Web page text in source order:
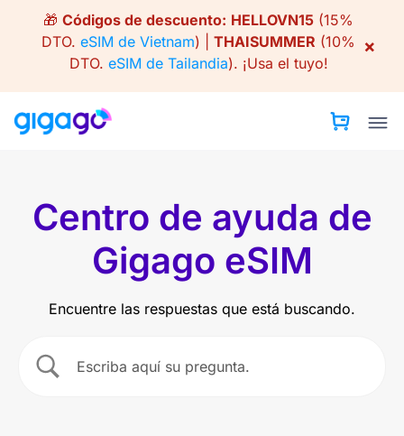
🎁 Códigos de descuento: HELLOVN15 (15%
DTO. eSIM de Vietnam) | THAISUMMER (10%
DTO. eSIM de Tailandia). ¡Usa el tuyo!
×
Centro de ayuda de
Gigago eSIM
Encuentre las respuestas que está buscando.